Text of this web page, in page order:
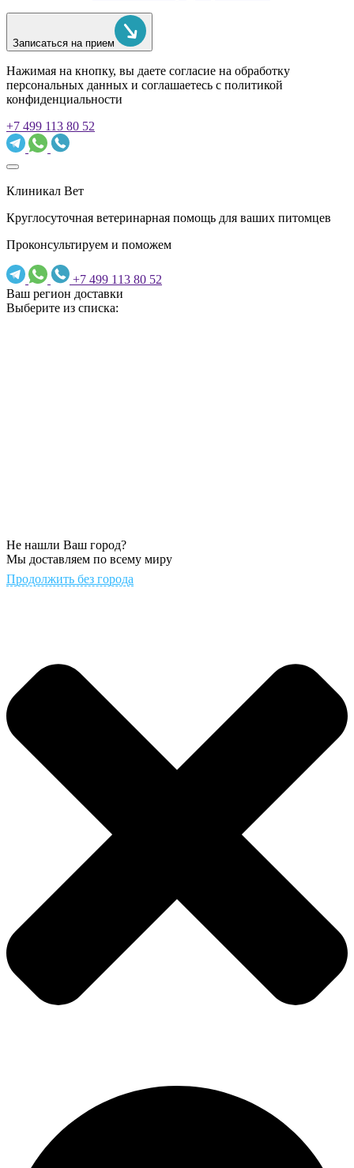
Записаться на прием
Нажимая на кнопку, вы даете согласие на обработку
персональных данных и соглашаетесь c политикой
конфиденциальности
+7 499 113 80 52
Клиникал Вет
Круглосуточная ветеринарная помощь для ваших питомцев
Проконсультируем и поможем
+7 499 113 80 52
Ваш регион доставки
Выберите из списка:
Не нашли Ваш город?
Мы доставляем по всему миру
Продолжить без города